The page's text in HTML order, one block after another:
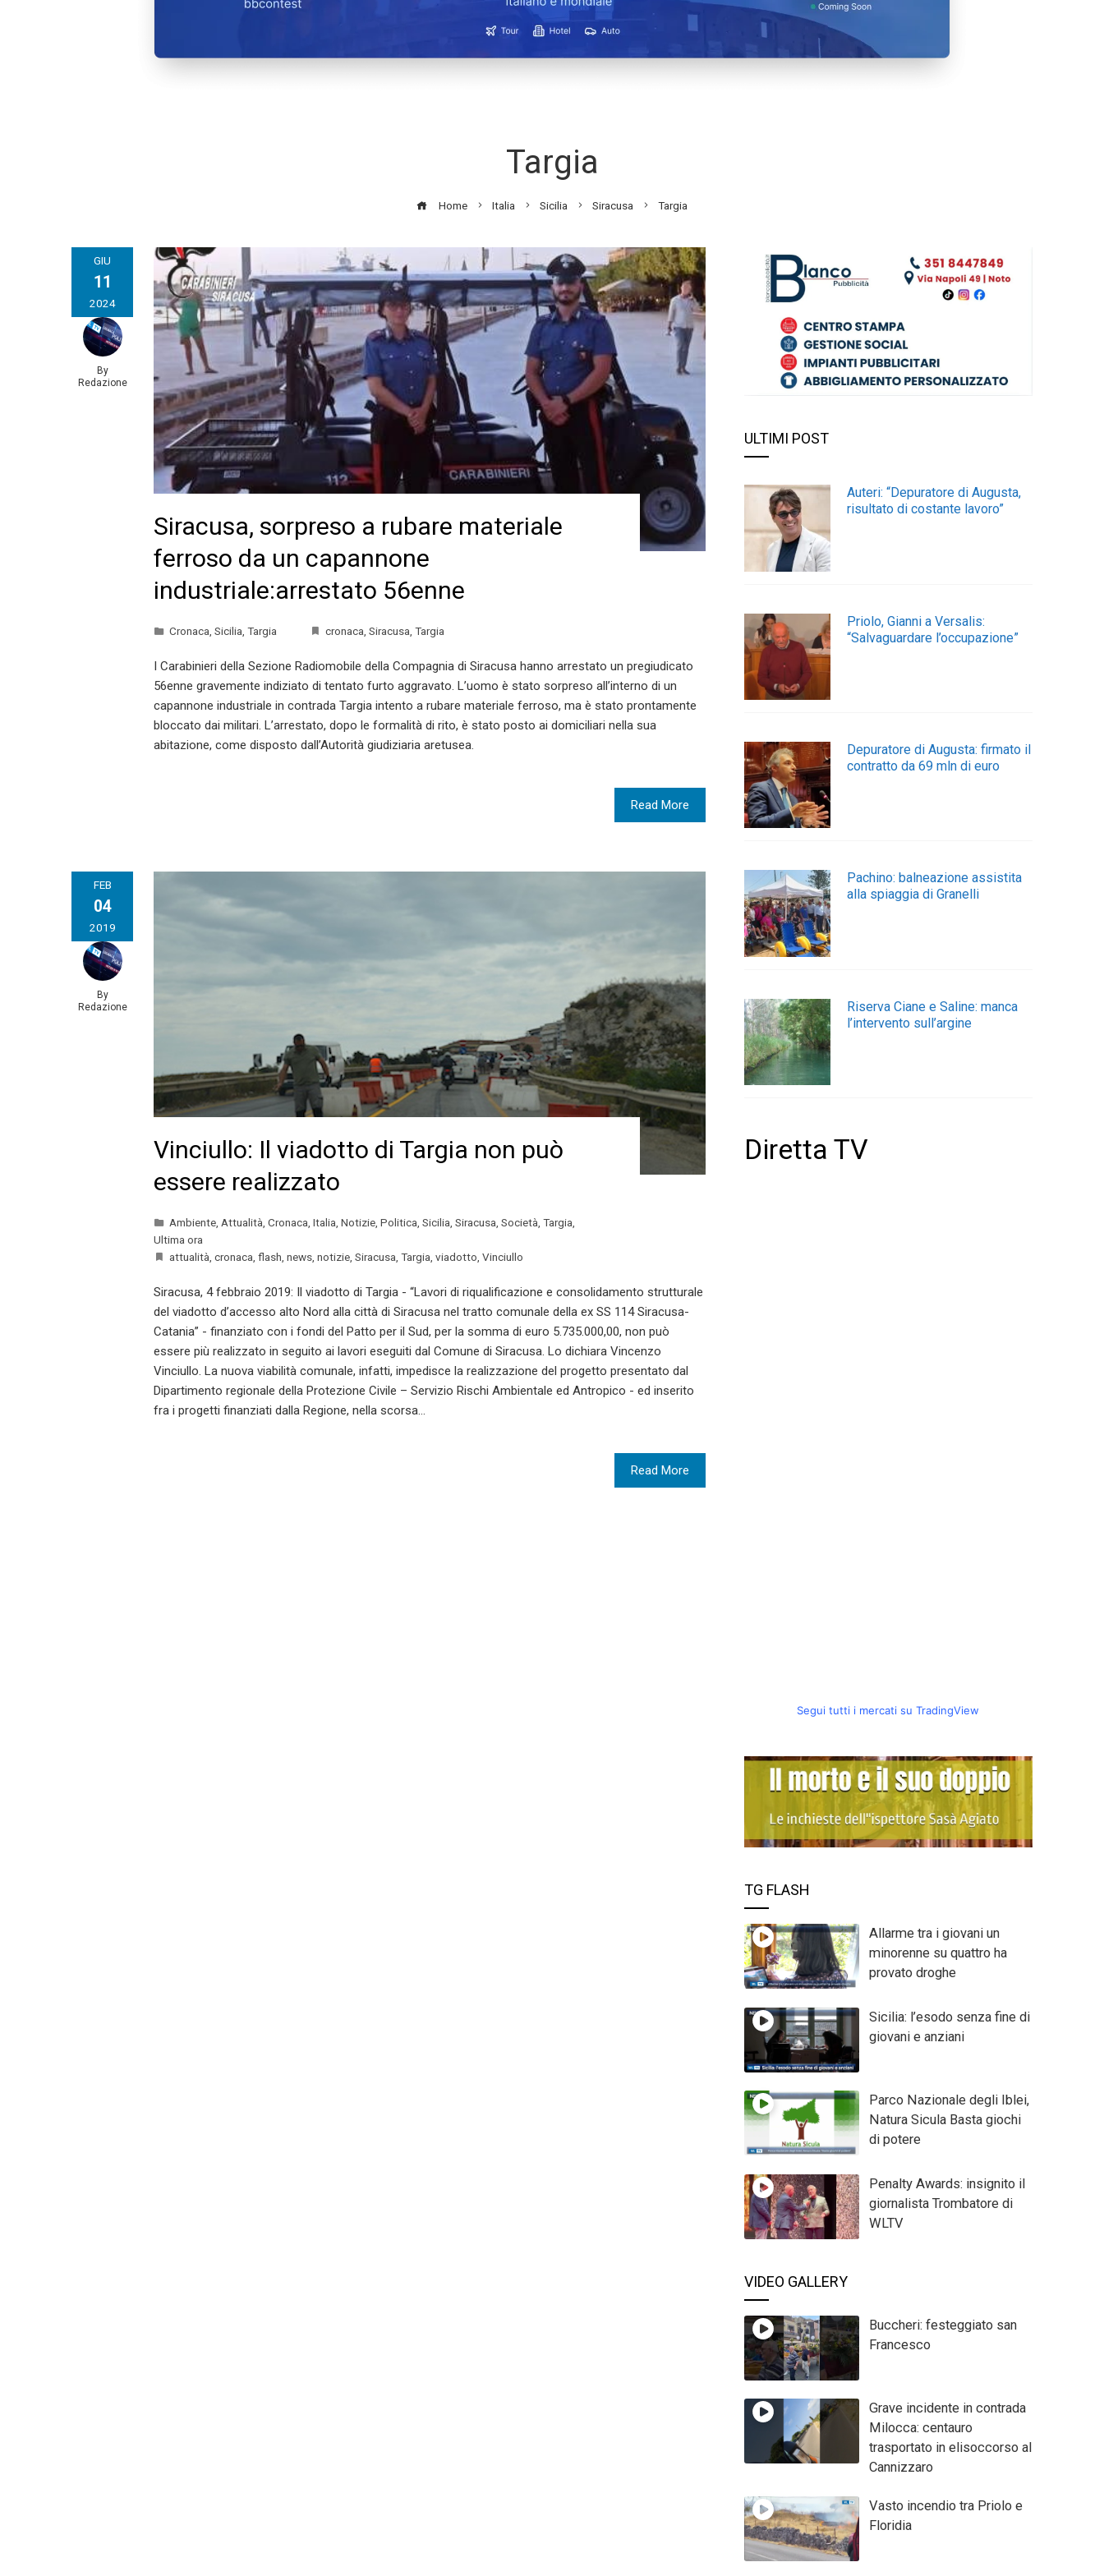
Targia
Home Italia Sicilia Siracusa Targia
GIU
11
2024
By
Redazione
Siracusa, sorpreso a rubare materiale
ferroso da un capannone
industriale:arrestato 56enne
Cronaca Sicilia Targia cronaca Siracusa Targia
I Carabinieri della Sezione Radiomobile della Compagnia di Siracusa hanno arrestato un pregiudicato
56enne gravemente indiziato di tentato furto aggravato. L’uomo è stato sorpreso all’interno di un
capannone industriale in contrada Targia intento a rubare materiale ferroso, ma è stato prontamente
bloccato dai militari. L’arrestato, dopo le formalità di rito, è stato posto ai domiciliari nella sua
abitazione, come disposto dall’Autorità giudiziaria aretusea.
Read More
FEB
04
2019
By
Redazione
Vinciullo: Il viadotto di Targia non può
essere realizzato
Ambiente, Attualità, Cronaca, Italia, Notizie, Politica, Sicilia, Siracusa, Società, Targia,
Ultima ora
attualità, cronaca, flash, news, notizie, Siracusa, Targia, viadotto, Vinciullo
Siracusa, 4 febbraio 2019: Il viadotto di Targia - “Lavori di riqualificazione e consolidamento strutturale
del viadotto d’accesso alto Nord alla città di Siracusa nel tratto comunale della ex SS 114 Siracusa-
Catania” - finanziato con i fondi del Patto per il Sud, per la somma di euro 5.735.000,00, non può
essere più realizzato in seguito ai lavori eseguiti dal Comune di Siracusa. Lo dichiara Vincenzo
Vinciullo. La nuova viabilità comunale, infatti, impedisce la realizzazione del progetto presentato dal
Dipartimento regionale della Protezione Civile – Servizio Rischi Ambientale ed Antropico - ed inserito
fra i progetti finanziati dalla Regione, nella scorsa…
Read More
ULTIMI POST
Auteri: “Depuratore di Augusta,
risultato di costante lavoro”
Priolo, Gianni a Versalis:
“Salvaguardare l’occupazione”
Depuratore di Augusta: firmato il
contratto da 69 mln di euro
Pachino: balneazione assistita
alla spiaggia di Granelli
Riserva Ciane e Saline: manca
l’intervento sull’argine
Diretta TV
Segui tutti i mercati su TradingView
TG FLASH
Allarme tra i giovani un
minorenne su quattro ha
provato droghe
Sicilia: l’esodo senza fine di
giovani e anziani
Parco Nazionale degli Iblei,
Natura Sicula Basta giochi
di potere
Penalty Awards: insignito il
giornalista Trombatore di
WLTV
VIDEO GALLERY
Buccheri: festeggiato san
Francesco
Grave incidente in contrada
Milocca: centauro
trasportato in elisoccorso al
Cannizzaro
Vasto incendio tra Priolo e
Floridia